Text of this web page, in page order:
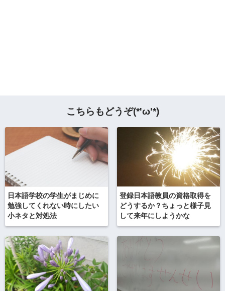
こちらもどうぞ(*'ω'*)
日本語学校の学生がまじめに
勉強してくれない時にしたい
小ネタと対処法
登録日本語教員の資格取得を
どうするか？ちょっと様子見
して来年にしようかな